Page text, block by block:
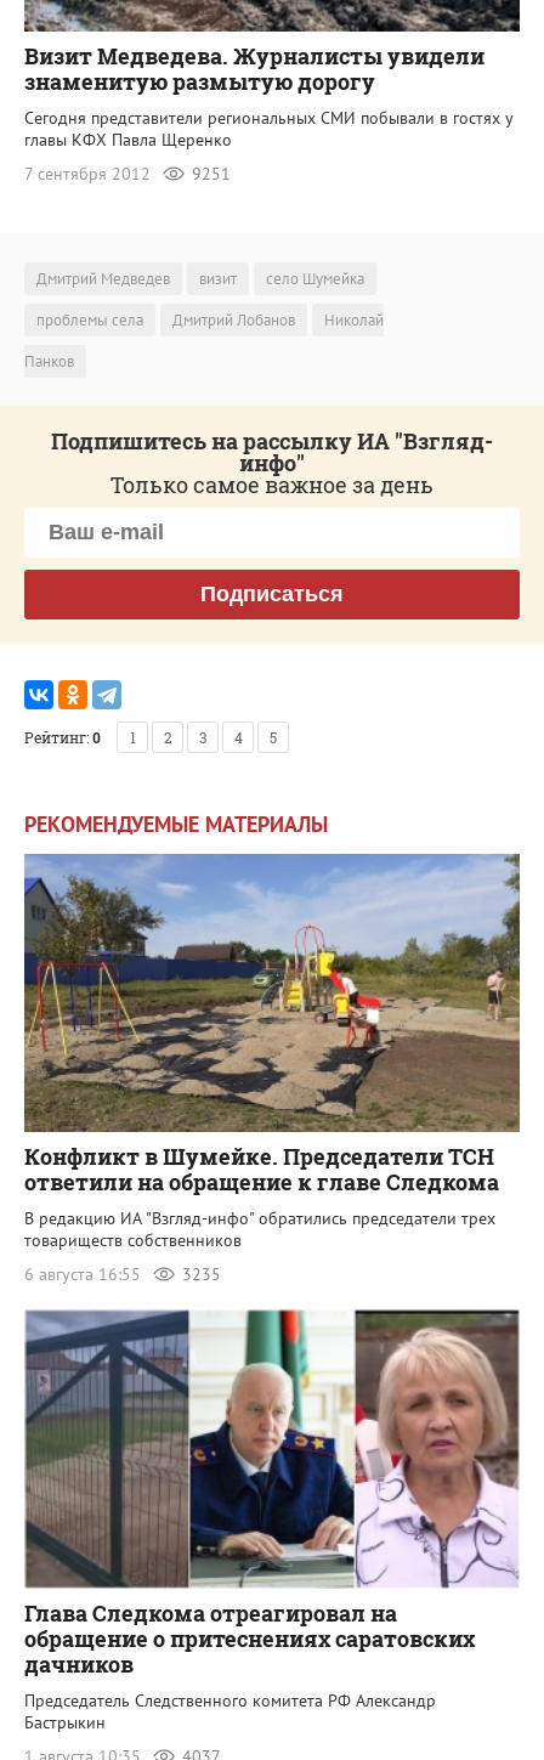
Визит Медведева. Журналисты увидели
знаменитую размытую дорогу
Сегодня представители региональных СМИ побывали в гостях у
главы КФХ Павла Щеренко
7 сентября 2012
9251
Дмитрий Медведев визит
село Шумейка
проблемы села
Дмитрий Лобанов
Николай
Панков
Подпишитесь на рассылку ИА "Взгляд-
инфо"
Только самое важное за день
Подписаться
Рейтинг:0 1 2 3 4 5
РЕКОМЕНДУЕМЫЕ МАТЕРИАЛЫ
Конфликт в Шумейке. Председатели ТСН
ответили на обращение к главе Следкома
В редакцию ИА "Взгляд-инфо" обратились председатели трех
товариществ собственников
6 августа 16:55
3235
Глава Следкома отреагировал на
обращение о притеснениях саратовских
дачников
Председатель Следственного комитета РФ Александр
Бастрыкин